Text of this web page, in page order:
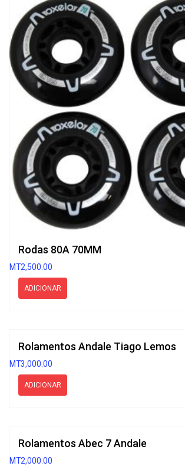
Rodas 80A 70MM
MT2,500.00
ADICIONAR
Rolamentos Andale Tiago Lemos
MT3,000.00
ADICIONAR
Rolamentos Abec 7 Andale
MT2,000.00